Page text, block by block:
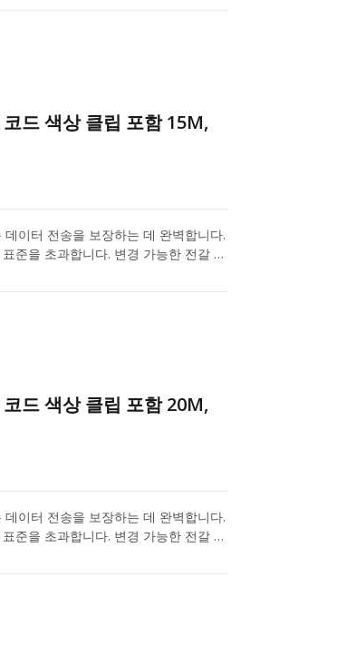
근접 간섭(NEXT) 수준을 최소화합니
른 이더넷 및 기가비트 컴퓨터 네트워
이션에 사용되는 Cat.6 패치 코드입
키스톤(모델: A04-60UB4014)은
드 색상 클립 포함 15M,
이터 전송을 보장하는 데 완벽합니다.
준을 초과합니다. 변경 가능한 전갈 색
근접 간섭(NEXT) 수준을 최소화합니
른 이더넷 및 기가비트 컴퓨터 네트워
이션에 사용되는 Cat.6 패치 코드입
키스톤(모델: A04-60UB4014)은
드 색상 클립 포함 20M,
이터 전송을 보장하는 데 완벽합니다.
준을 초과합니다. 변경 가능한 전갈 색
근접 간섭(NEXT) 수준을 최소화합니
른 이더넷 및 기가비트 컴퓨터 네트워
이션에 사용되는 Cat.6 패치 코드입
키스톤(모델: A04-60UB4014)은